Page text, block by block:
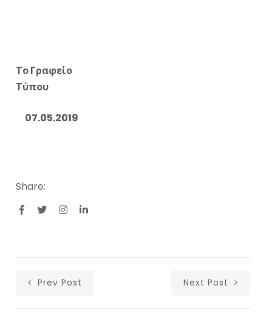
Το Γραφείο
Τύπου
07.05.2019
Share:
Prev Post Next Post